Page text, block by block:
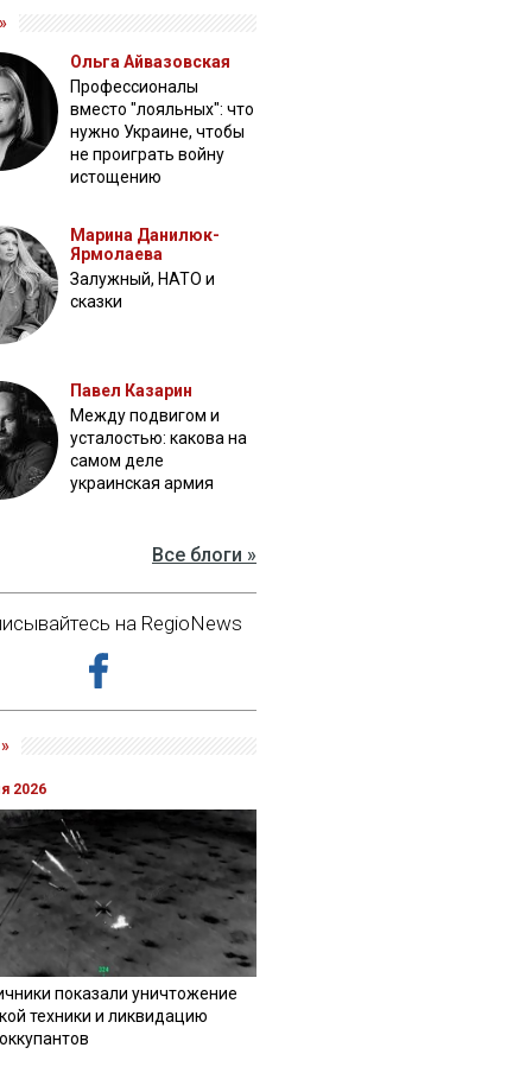
Ольга Айвазовская
Профессионалы
вместо "лояльных": что
нужно Украине, чтобы
не проиграть войну
истощению
Марина Данилюк-
Ярмолаева
Залужный, НАТО и
сказки
Павел Казарин
Между подвигом и
усталостью: какова на
самом деле
украинская армия
Все блоги »
на RegioNews
2026
показали уничтожение
техники и ликвидацию